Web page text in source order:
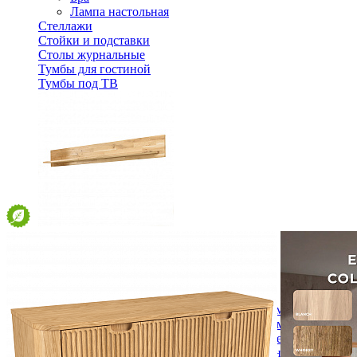
Лампа настольная
Стеллажи
Стойки и подставки
Столы журнальные
Тумбы для гостиной
Тумбы под ТВ
Деревянные кровати с подъемным механизмом
Кровати односпальные с подъемным механизмом
Кровати двуспальные с подъемным механизмом
Кровати полутороспальные с подъемным